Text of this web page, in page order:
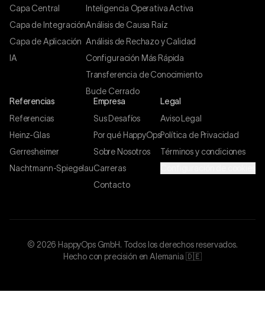
Capa Central
Capa de Integración
Capa de Aplicación
IA
Inteligencia Operativa Activa
Análisis de Causa Raíz
Análisis de Rechazo y Calidad
Configuración Más Rápida
Transferencia de Conocimiento
Bucle Cerrado
Referencias
Referencias
Heinz-Glas
Gerresheimer
Nachtmann-Spiegelau
Empresa
Sus Desafíos
Por qué HappyOps
Sobre Nosotros
Carreras
Contacto
Legal
Aviso Legal
Política de Privacidad
Términos y condiciones
© 2026 HappyOps GmbH. Todos los derechos reservados.
Hecho con precisión en Alemania 🇩🇪